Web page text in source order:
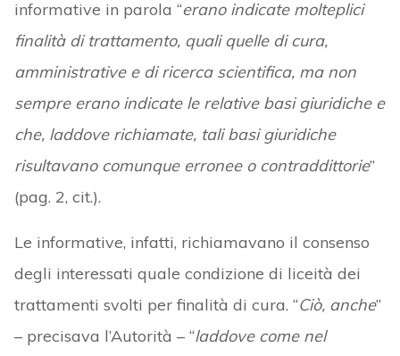
informative in parola “erano indicate molteplici
finalità di trattamento, quali quelle di cura,
amministrative e di ricerca scientifica, ma non
sempre erano indicate le relative basi giuridiche e
che, laddove richiamate, tali basi giuridiche
risultavano comunque erronee o contraddittorie”
(pag. 2, cit.).
Le informative, infatti, richiamavano il consenso
degli interessati quale condizione di liceità dei
trattamenti svolti per finalità di cura. “Ciò, anche”
– precisava l’Autorità – “laddove come nel